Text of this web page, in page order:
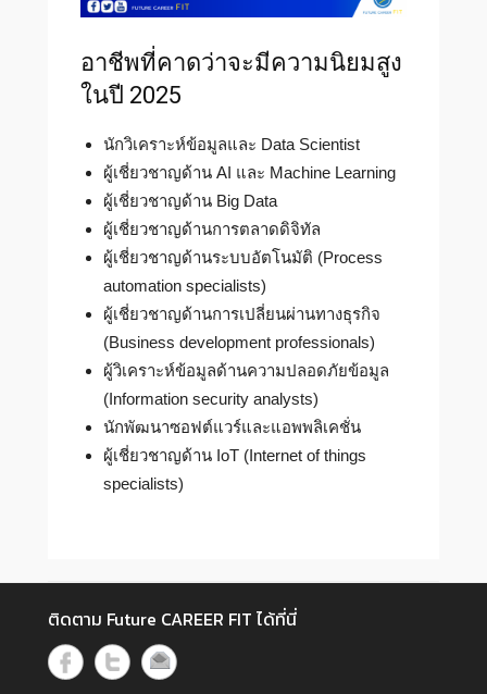
อาชีพที่คาดว่าจะมีความนิยมสูง
ในปี 2025
นักวิเคราะห์ข้อมูลและ Data Scientist
ผู้เชี่ยวชาญด้าน AI และ Machine Learning
ผู้เชี่ยวชาญด้าน Big Data
ผู้เชี่ยวชาญด้านการตลาดดิจิทัล
ผู้เชี่ยวชาญด้านระบบอัตโนมัติ (Process
automation specialists)
ผู้เชี่ยวชาญด้านการเปลี่ยนผ่านทางธุรกิจ
(Business development professionals)
ผู้วิเคราะห์ข้อมูลด้านความปลอดภัยข้อมูล
(Information security analysts)
นักพัฒนาซอฟต์แวร์และแอพพลิเคชั่น
ผู้เชี่ยวชาญด้าน IoT (Internet of things
specialists)
ติดตาม Future CAREER FIT ได้ที่นี่